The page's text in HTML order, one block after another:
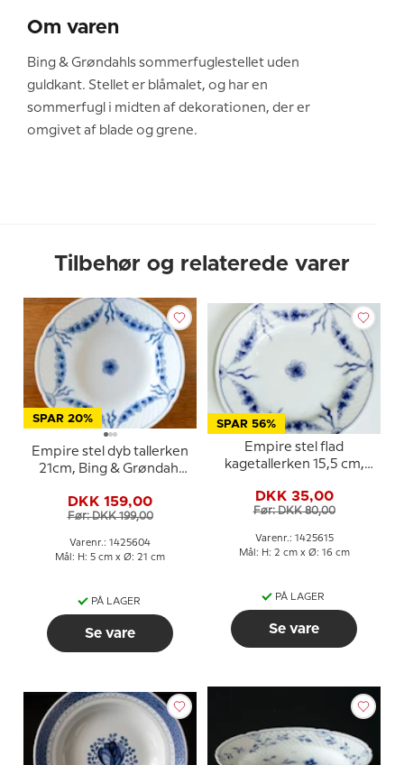
Om varen
Bing & Grøndahls sommerfuglestellet uden
guldkant. Stellet er blåmalet, og har en
sommerfugl i midten af dekorationen, der er
omgivet af blade og grene.
Tilbehør og relaterede varer
SPAR 20%
Empire stel dyb tallerken
21cm, Bing & Grøndahl
DKK 159,00
Før: DKK 199,00
Varenr.: 1425604
Mål: H: 5 cm x Ø: 21 cm
PÅ LAGER
Se vare
SPAR 56%
Empire stel flad
kagetallerken 15,5 cm,
306 eller 615
DKK 35,00
Før: DKK 80,00
Varenr.: 1425615
Mål: H: 2 cm x Ø: 16 cm
PÅ LAGER
Se vare